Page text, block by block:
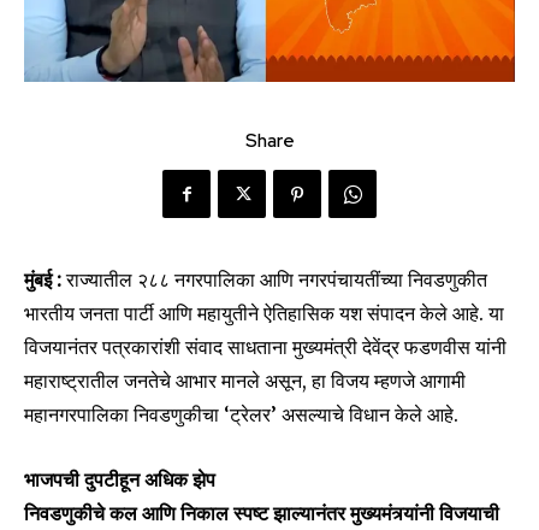
Share
मुंबई :राज्यातील २८८ नगरपालिका आणि नगरपंचायतींच्या निवडणुकीत
भारतीय जनता पार्टी आणि महायुतीने ऐतिहासिक यश संपादन केले आहे. या
विजयानंतर पत्रकारांशी संवाद साधताना मुख्यमंत्री देवेंद्र फडणवीस यांनी
महाराष्ट्रातील जनतेचे आभार मानले असून, हा विजय म्हणजे आगामी
महानगरपालिका निवडणुकीचा ‘ट्रेलर’ असल्याचे विधान केले आहे.
भाजपची दुपटीहून अधिक झेप
निवडणुकीचे कल आणि निकाल स्पष्ट झाल्यानंतर मुख्यमंत्र्यांनी विजयाची